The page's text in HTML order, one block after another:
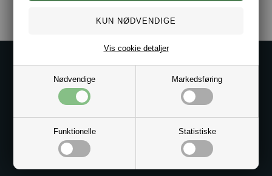
Nødvendige Markedsføring
Funktionelle Statistiske
Vis cookie detaljer
Kontakt os på
Kundeservice@bestman.dk